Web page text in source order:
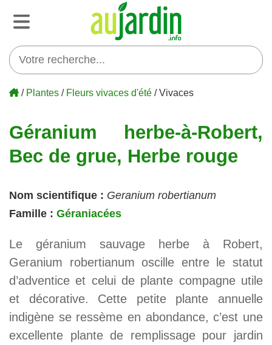
/ Plantes / Fleurs vivaces d'été / Vivaces
Géranium herbe-à-Robert,
Bec de grue, Herbe rouge
Nom scientifique : Geranium robertianum
Famille : Géraniacées
Le géranium sauvage herbe à Robert,
Geranium robertianum oscille entre le statut
d’adventice et celui de plante compagne utile
et décorative. Cette petite plante annuelle
indigène se ressème en abondance, c’est une
excellente plante de remplissage pour jardin